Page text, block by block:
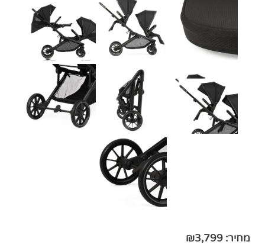
מחיר: ₪3,799